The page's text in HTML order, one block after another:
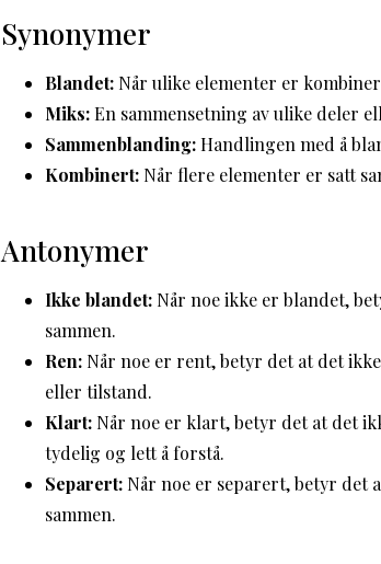
Synonymer
Blandet: Når ulike elementer er
Miks:En sammensetning av ulike deler
Sammenblanding:Handlingen med å
Kombinert: Når flere elementer er satt
Antonymer
Ikke blandet: Når noe ikke er blandet,
sammen.
Ren: Når noe er rent, betyr det at det
eller tilstand.
Klart: Når noe er klart, betyr det at det
tydelig og lett å forstå.
Separert: Når noe er separert, betyr det
sammen.